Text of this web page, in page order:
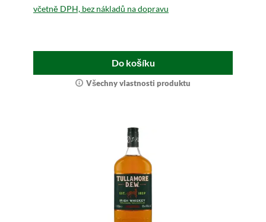
včetně DPH, bez nákladů na dopravu
Do košíku
Všechny vlastnosti produktu